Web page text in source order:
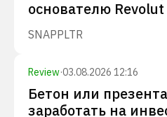
основателю Revolut
SNAPPLTR
Review·03.08.2026 12:16
Бетон или
заработать на